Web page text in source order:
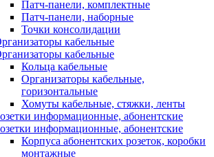
Патч-панели, комплектные
Патч-панели, наборные
Точки консолидации
кабельные
кабельные
Кольца кабельные
Организаторы кабельные,
горизонтальные
Хомуты кабельные, стяжки, ленты
информационные, абонентские
информационные, абонентские
Корпуса абонентских розеток, коробки
монтажные